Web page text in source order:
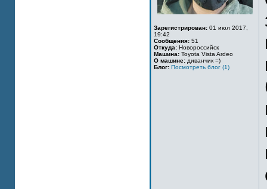
Зарегистрирован: 01 июл 2017,
19:42
Сообщения: 51
Откуда: Новороссийск
Машина: Toyota Vista Ardeo
О машине: диванчик =)
Блог: Посмотреть блог (1)